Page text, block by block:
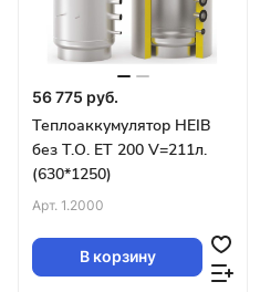
56 775 руб.
Теплоаккумулятор HEIB
без Т.О. ET 200 V=211л.
(630*1250)
Арт. 1.2000
В корзину